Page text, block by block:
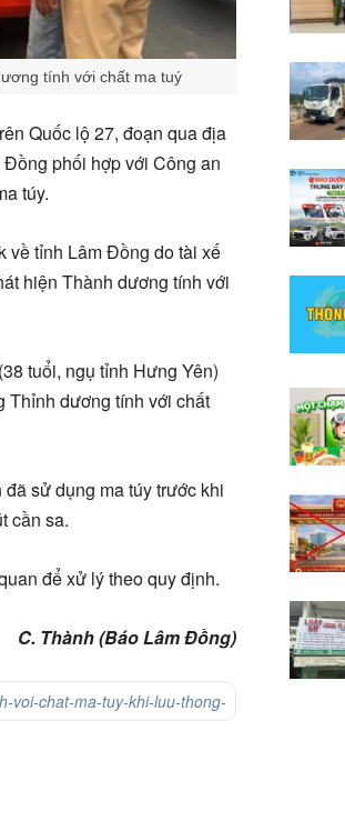
tính với chất ma tuý
Quốc lộ 27, đoạn qua địa
phối hợp với Công an
túy.
về tỉnh Lâm Đồng do tài xế
hiện Thành dương tính với
tuổi, ngụ tỉnh Hưng Yên)
Thỉnh dương tính với chất
sử dụng ma túy trước khi
cần sa.
để xử lý theo quy định.
C. Thành (Báo Lâm Đồng)
voi-chat-ma-tuy-khi-luu-thong-